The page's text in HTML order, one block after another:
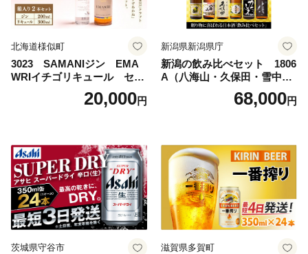
北海道様似町
3023 SAMANIジン EMA
WRIイチゴリキュール セッ
ト（箱入り）【大人の味 酒
お酒 洋酒 スピリッツ クラフ
セット 詰め合わせ カクテル
ソーダ割り アルコール ロッ
ク ソーダ ジントニック 】
20,000円
新潟県新潟県庁
新潟の飲み比べセット 1806
A（八海山・久保田・雪中
梅・越乃寒梅・かたふね・千
68,000円
茨城県守谷市 滋賀県多賀町